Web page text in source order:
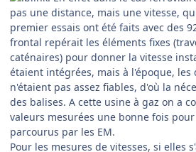
pas une distance, mais une vitesse,
premier essais ont été faits avec des
frontal repérait les éléments fixes
caténaires) pour donner la vitesse
étaient intégrées, mais à l'époque, les
n'étaient pas assez fiables, d'où la
des balises. A cette usine à gaz on a
valeurs mesurées une bonne fois
parcourus par les EM.
Pour les mesures de vitesses, si elles